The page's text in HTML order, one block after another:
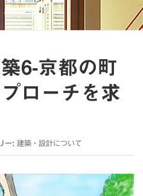
6-京都の町
ローチを求
ー: 建築・設計について